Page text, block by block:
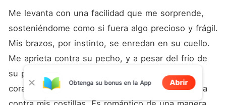
Me levanta con una facilidad que me sorprende,
sosteniéndome como si fuera algo precioso y frágil.
Mis brazos, por instinto, se enredan en su cuello.
Me aprieta contra su pecho, y a pesar del frío de
su piel mojada, siento el latido rápido de su
corazón, un tambor alegre y nervioso que golpea
Obtenga su bonus en la App Abrir